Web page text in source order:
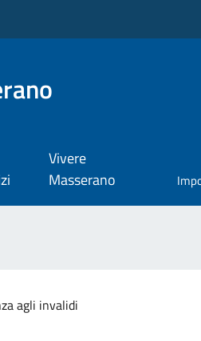
Vivere
Masserano
agli invalidi